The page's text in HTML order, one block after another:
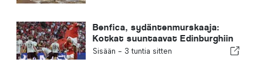
Benfica, sydäntenmurskaaja:
Kotkat suuntaavat Edinburghiin
jo toinen jalka seuraavalla
Sisään - 3 tuntia sitten